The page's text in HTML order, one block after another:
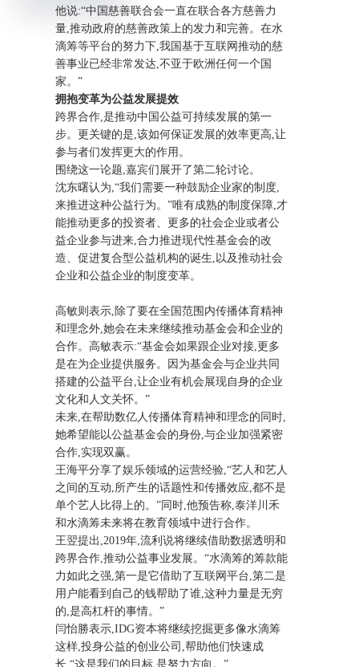
他说:“中国慈善联合会一直在联合各方慈善力
量,推动政府的慈善政策上的发力和完善。在水
滴筹等平台的努力下,我国基于互联网推动的慈
善事业已经非常发达,不亚于欧洲任何一个国
家。”
拥抱变革为公益发展提效
跨界合作,是推动中国公益可持续发展的第一
步。更关键的是,该如何保证发展的效率更高,让
参与者们发挥更大的作用。
围绕这一论题,嘉宾们展开了第二轮讨论。
沈东曙认为,“我们需要一种鼓励企业家的制度,
来推进这种公益行为。”唯有成熟的制度保障,才
能推动更多的投资者、更多的社会企业或者公
益企业参与进来,合力推进现代性基金会的改
造、促进复合型公益机构的诞生,以及推动社会
企业和公益企业的制度变革。
高敏则表示,除了要在全国范围内传播体育精神
和理念外,她会在未来继续推动基金会和企业的
合作。高敏表示:“基金会如果跟企业对接,更多
是在为企业提供服务。因为基金会与企业共同
搭建的公益平台,让企业有机会展现自身的企业
文化和人文关怀。”
未来,在帮助数亿人传播体育精神和理念的同时,
她希望能以公益基金会的身份,与企业加强紧密
合作,实现双赢。
王海平分享了娱乐领域的运营经验,“艺人和艺人
之间的互动,所产生的话题性和传播效应,都不是
单个艺人比得上的。”同时,他预告称,泰洋川禾
和水滴筹未来将在教育领域中进行合作。
王翌提出,2019年,流利说将继续借助数据透明和
跨界合作,推动公益事业发展。“水滴筹的筹款能
力如此之强,第一是它借助了互联网平台,第二是
用户能看到自己的钱帮助了谁,这种力量是无穷
的,是高杠杆的事情。”
闫怡勝表示,IDG资本将继续挖掘更多像水滴筹
这样,投身公益的创业公司,帮助他们快速成
长,“这是我们的目标,是努力方向。”